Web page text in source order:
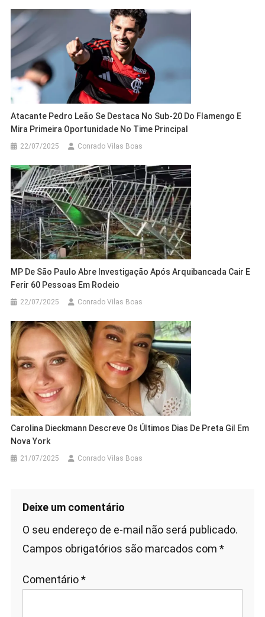
Atacante Pedro Leão Se Destaca No Sub-20 Do Flamengo E
Mira Primeira Oportunidade No Time Principal
22/07/2025 Conrado Vilas Boas
MP De São Paulo Abre Investigação Após Arquibancada Cair E
Ferir 60 Pessoas Em Rodeio
22/07/2025 Conrado Vilas Boas
Carolina Dieckmann Descreve Os Últimos Dias De Preta Gil Em
Nova York
21/07/2025 Conrado Vilas Boas
Deixe um comentário
O seu endereço de e-mail não será publicado.
Campos obrigatórios são marcados com *
Comentário*